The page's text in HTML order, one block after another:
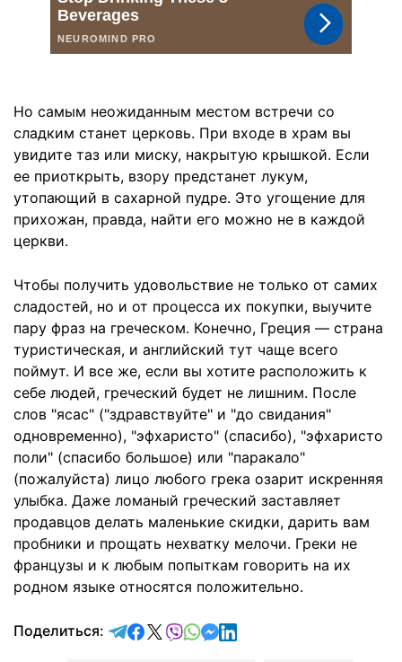
Но самым неожиданным местом встречи со
сладким станет церковь. При входе в храм вы
увидите таз или миску, накрытую крышкой. Если
ее приоткрыть, взору предстанет лукум,
утопающий в сахарной пудре. Это угощение для
прихожан, правда, найти его можно не в каждой
церкви.
Чтобы получить удовольствие не только от самих
сладостей, но и от процесса их покупки, выучите
пару фраз на греческом. Конечно, Греция — страна
туристическая, и английский тут чаще всего
поймут. И все же, если вы хотите расположить к
себе людей, греческий будет не лишним. После
слов "ясас" ("здравствуйте" и "до свидания"
одновременно), "эфхаристо" (спасибо), "эфхаристо
поли" (спасибо большое) или "паракало"
(пожалуйста) лицо любого грека озарит искренняя
улыбка. Даже ломаный греческий заставляет
продавцов делать маленькие скидки, дарить вам
пробники и прощать нехватку мелочи. Греки не
французы и к любым попыткам говорить на их
родном языке относятся положительно.
Поделиться: отправить в Telegram
поделиться в Facebook
поделиться в X
отправить в Viber
отправить в Whatsapp
отправить в Messenger
отправить в LinkedIn